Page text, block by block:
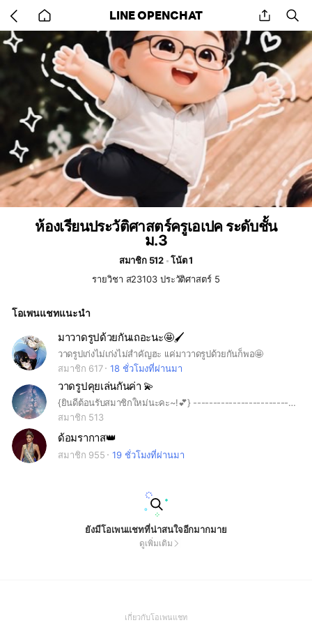
back
to
home
LINE OPENCHAT share
ห้องเรียนประวัติศาสตร์ครูเอเปค ระดับชั้น
ม.3
สมาชิก 512
โน้ต 1
รายวิชา ส23103 ประวัติศาสตร์ 5
โอเพนแชทแนะนำ
มาวาดรูปด้วยกันเถอะนะ🤩🖌
วาดรูปเก่งไม่เก่งไม่สำคัญฮะ เเค่มาวาดรูปด้วยกันก็พอ🤩
สมาชิก 617
18 ชั่วโมงที่ผ่านมา
วาดรูปคุยเล่นกันค่า 💫
{ยินดีต้อนรับสมาชิกใหม่นะคะ~!💕} -------------------------------------------- ~กฏกติกาอยู่ในโน๊ตเลย~📄 ~มีมารยาทกันหน่อยน้า ไม่งั้นบินน้า~ ~ถ้าแชทเสียงดังสามารถปิดแจ้งเตือนได้ค่า🔇🎶~ ~มีแชทย่อยต่างๆ เพื่อความสะดวกในการพูดคุย🌱~ แปะงาน,คุยเล่น,หาเพื่อนเล่นเกม,ขายของ มีหมดค่ะ! เพราะทางเราสร้างแชทย่อยออกมาต่างหาก แอดที่นี้ใจดีมากก สามารถถามวิธีเข้าโน๊ต วิธีกดออกจากแชท วิธีปิดแจ้งเตือน ครบเลยย~~🦋 {เข้าใจกฏกติกาก่อนเข้าไหมคะ~}
สมาชิก 513
ด้อมรากาส👑
สมาชิก 955 19 ชั่วโมงที่ผ่านมา
ยังมีโอเพนแชทที่น่าสนใจอีกมากมาย
ดูเพิ่มเติม
เกี่ยวกับโอเพนแชท(Open